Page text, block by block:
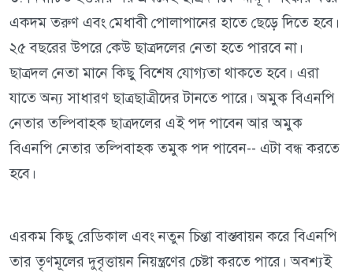
একদম তরুণ এবং মেধাবী পোলাপানের হাতে ছেড়ে দিতে হবে।
২৫ বছরের উপরে কেউ ছাত্রদলের নেতা হতে পারবে না।
ছাত্রদল নেতা মানে কিছু বিশেষ যোগ্যতা থাকতে হবে। এরা
যাতে অন্য সাধারণ ছাত্রছাত্রীদের টানতে পারে। অমুক বিএনপি
নেতার তল্পিবাহক ছাত্রদলের এই পদ পাবেন আর অমুক
বিএনপি নেতার তল্পিবাহক তমুক পদ পাবেন-- এটা বন্ধ করতে
হবে।
এরকম কিছু রেডিকাল এবং নতুন চিন্তা বাস্তবায়ন করে বিএনপি
তার তৃণমূলের দুবৃত্তায়ন নিয়ন্ত্রণের চেষ্টা করতে পারে। অবশ্যই